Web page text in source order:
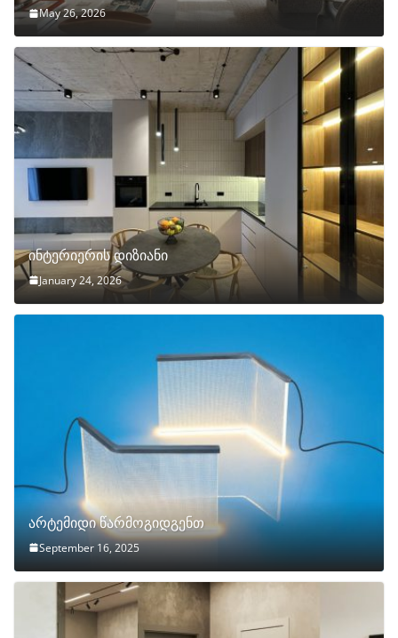
May 26, 2026
ინტერიერის დიზიანი
January 24, 2026
არტემიდი წარმოგიდგენთ
September 16, 2025